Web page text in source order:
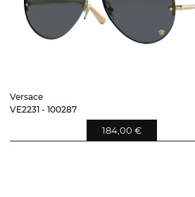
Versace
VE2231 - 100287
184,00 €